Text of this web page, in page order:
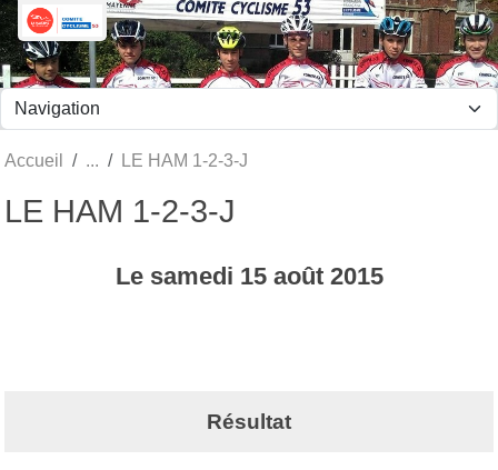
Accueil LE HAM 1-2-3-J
LE HAM 1-2-3-J
Le samedi 15 août 2015
Résultat
Panneau de gestion des cookies